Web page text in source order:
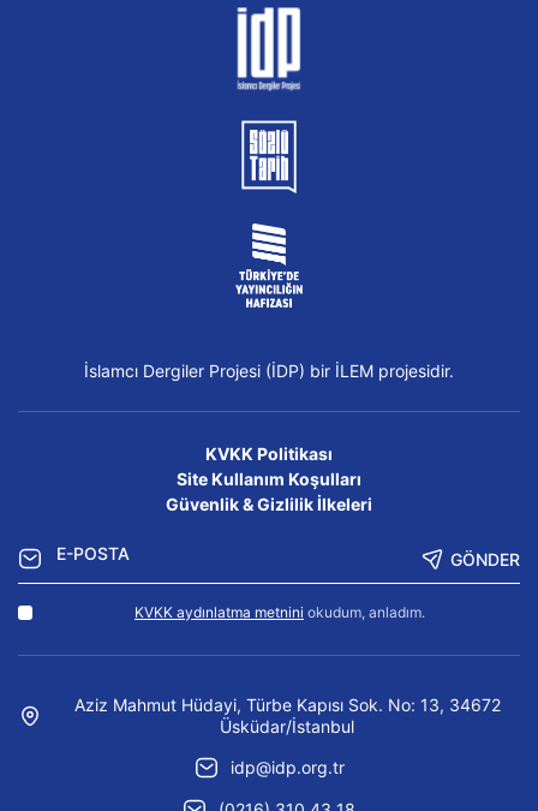
İslamcı Dergiler Projesi (İDP) bir İLEM projesidir.
KVKK Politikası
Site Kullanım Koşulları
Güvenlik & Gizlilik İlkeleri
GÖNDER
KVKK aydınlatma metnini okudum, anladım.
Aziz Mahmut Hüdayi, Türbe Kapısı Sok. No: 13, 34672
Üsküdar/İstanbul
idp@idp.org.tr